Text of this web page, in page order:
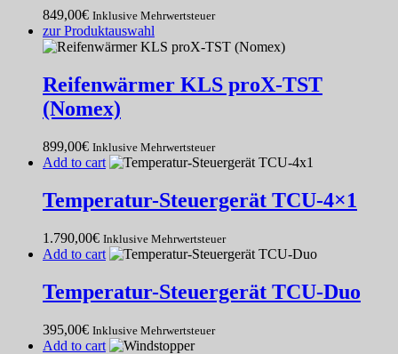
849,00€ Inklusive Mehrwertsteuer
zur Produktauswahl
Reifenwärmer KLS proX-TST
(Nomex)
899,00€ Inklusive Mehrwertsteuer
Add to cart
Temperatur-Steuergerät TCU-4×1
1.790,00€ Inklusive Mehrwertsteuer
Add to cart
Temperatur-Steuergerät TCU-Duo
395,00€ Inklusive Mehrwertsteuer
Add to cart